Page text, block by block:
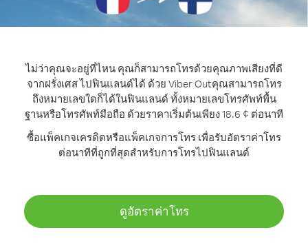
ไม่ว่าคุณจะอยู่ที่ไหน คุณก็สามารถโทรด้วยคุณภาพเสียงที่ดี
จากฝรั่งเศส ไปฟินแลนด์ได้ ด้วย Viber Outคุณสามารถโทร
ถึงหมายเลขใดก็ได้ในฟินแลนด์ ทั้งหมายเลขโทรศัพท์พื้น
ฐานหรือโทรศัพท์มือถือ ด้วยราคาเริ่มต้นเพียง 18.6 ¢ ต่อนาที
ซื้อแพ็คเกจเครดิตหรือแพ็คเกจการโทร เพื่อรับอัตราค่าโทร
ต่อนาทีที่ถูกที่สุดสำหรับการโทรไปฟินแลนด์
ดูอัตราค่าโทร